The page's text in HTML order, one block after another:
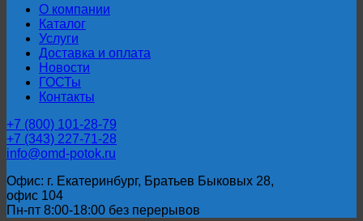
О компании
Каталог
Услуги
Доставка и оплата
Новости
ГОСТы
Контакты
+7 (800) 101-28-79
+7 (343) 227-71-28
info@omd-potok.ru
Офис: г. Екатеринбург, Братьев Быковых 28,
офис 104
Пн-пт 8:00-18:00 без перерывов